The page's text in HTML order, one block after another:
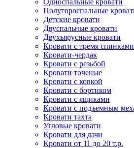
Односпальные кровати
Полутороспальные
Детские кровати
Двуспальные кровати
Двухъярусные кровати
Кровати с тремя спинками
Кровати-чердак
Кровати с резьбой
Кровати точеные
Кровати с ковкой
Кровати с бортиком
Кровати с ящиками
Кровати с подъемным
Кровати тахта
Угловые кровати
Кровати для дачи
Кровати от 11 до 20 т.р.